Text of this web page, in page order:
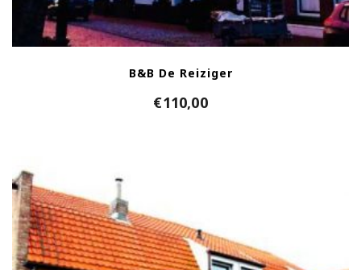
B&B De Reiziger
€110,00